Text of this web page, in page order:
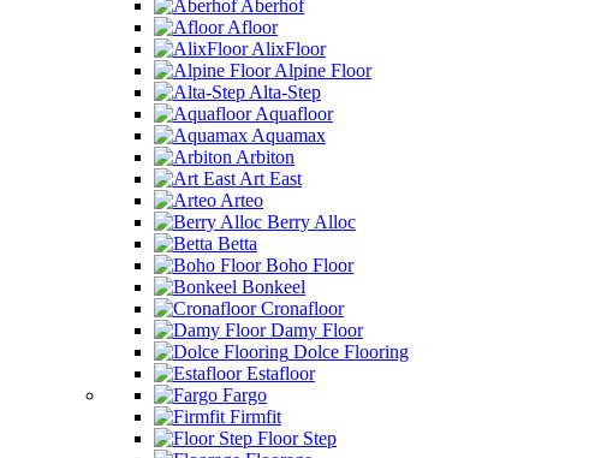
Aberhof
Afloor
AlixFloor
Alpine Floor
Alta-Step
Aquafloor
Aquamax
Arbiton
Art East
Arteo
Berry Alloc
Betta
Boho Floor
Bonkeel
Cronafloor
Damy Floor
Dolce Flooring
Estafloor
Fargo
Firmfit
Floor Step